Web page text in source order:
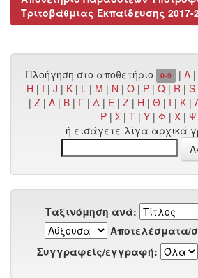
Τριτοβάθμιας Εκπαίδευσης 2017-
Πλοήγηση στο αποθετήριο 0-9 |A |
H | I | J | K | L | M | N | O | P | Q | R | S
| Z | Α | Β | Γ | Δ | Ε | Ζ | Η | Θ | Ι | Κ |
Ρ | Σ | Τ | Υ | Φ | Χ | Ψ
ή εισάγετε λίγα αρχικά
Ταξινόμηση ανά:
Αποτελέσματα/
Συγγραφείς/εγγραφή: